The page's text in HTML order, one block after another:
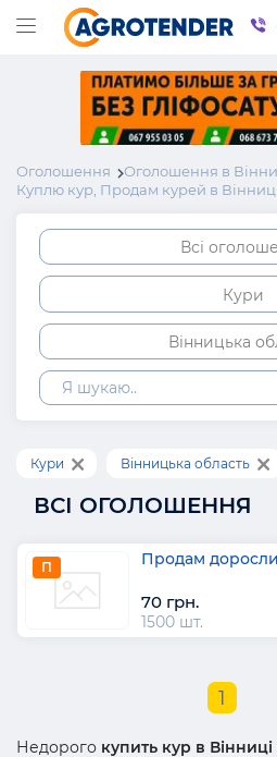
Оголошення
Оголошення в
Куплю кур, Продам курей в Вінниці
Всі
Кури
Вінницька
Кури Вінницька область
ВСІ ОГОЛОШЕННЯ
П Продам
70 грн.
1500 шт.
1
Недорого купить кур в